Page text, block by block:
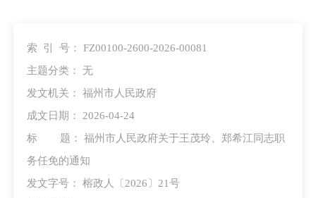
索 引 号： FZ00100-2600-2026-00081
主题分类： 无
发文机关： 福州市人民政府
成文日期： 2026-04-24
标 题： 福州市人民政府关于王茂玲、郑希江同志职
务任免的通知
发文字号： 榕政人〔2026〕21号